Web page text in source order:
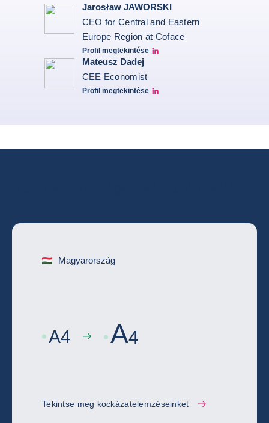
Jarosław JAWORSKI
CEO for Central and Eastern
Europe Region at Coface
Profil megtekintése
Jarek Linkedin profile
Mateusz Dadej
CEE Economist
Profil megtekintése
Mateusz Dadej's LinkedIn
Magyarország
A4 A4
Tekintse meg kockázatelemzéseinket